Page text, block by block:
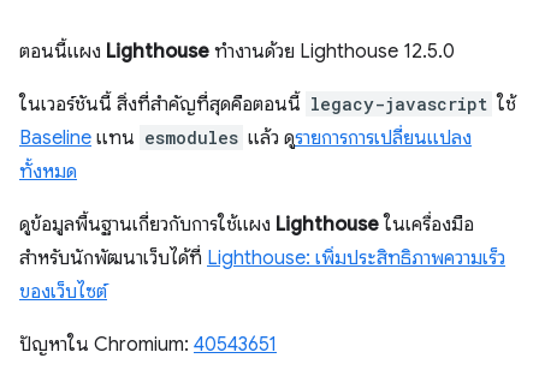
ตอนนี้แผง Lighthouse ทำงานด้วย Lighthouse 12.5.0
ในเวอร์ชันนี้ สิ่งที่สำคัญที่สุดคือตอนนี้ legacy-javascript ใช้
Baseline แทน esmodules แล้ว ดูรายการการเปลี่ยนแปลง
ทั้งหมด
ดูข้อมูลพื้นฐานเกี่ยวกับการใช้แผง Lighthouse ในเครื่องมือ
สำหรับนักพัฒนาเว็บได้ที่ Lighthouse: เพิ่มประสิทธิภาพความเร็ว
ของเว็บไซต์
ปัญหาใน Chromium: 40543651